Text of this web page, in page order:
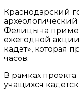
Краснодарский
Фелицына
ежегодной
кадет», которая
часов.
В рамках
учащихся